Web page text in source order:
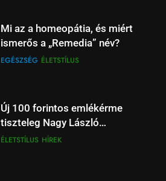
Liverpool – Leeds: Újévi Premier
League rangadó – Szoboszlai
és Kerkez is a fókuszban
HÍREK SPORT
Tottenham – Liverpool
focimeccs: rangadó Londonban
– Spíler1 TV élőben 18:30-tól
SPÍLER1 TV SPORT
Mi az a homeopátia, és miért
ismerős a „Remedia” név?
EGÉSZSÉG ÉLETSTÍLUS
Új 100 forintos emlékérme
tiszteleg Nagy László
költészete előtt
ÉLETSTÍLUS HÍREK